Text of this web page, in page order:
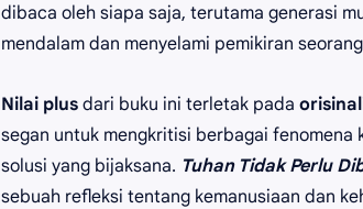
dibaca oleh siapa saja, terutama generasi
mendalam dan menyelami pemikiran seorang
Nilai plus dari buku ini terletak pada
segan untuk mengkritisi berbagai fenomena
solusi yang bijaksana. Tuhan Tidak Perlu
sebuah refleksi tentang kemanusiaan dan